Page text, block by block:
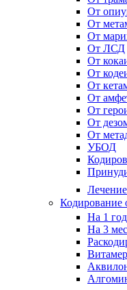
От
От
От
От ЛСД
От
От
От
От
От
От
От
УБОД
Кодирование
На 1 год
На 3